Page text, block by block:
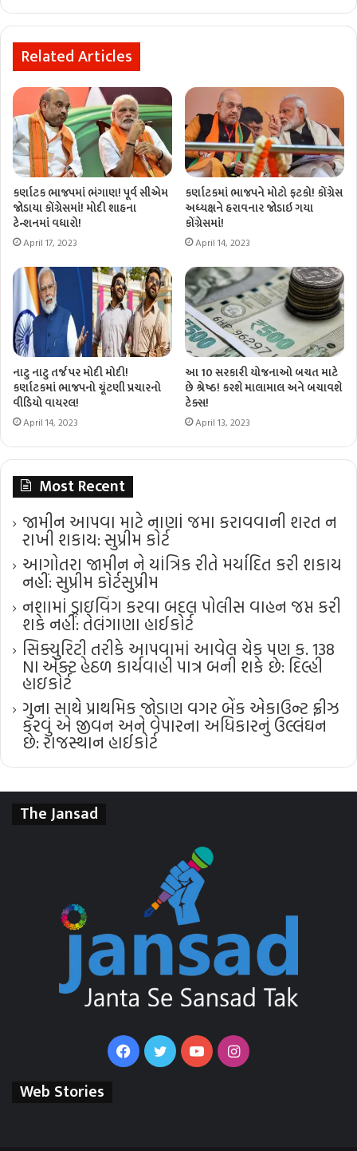
Related Articles
કર્ણાટક ભાજપમાં ભંગાણ! પૂર્વ સીએમ
જોડાયા કોંગ્રેસમાં! મોદી શાહના
ટેન્શનમાં વધારો!
April 17, 2023
કર્ણાટકમાં ભાજપને મોટો ફટકો! કોંગ્રેસ
અધ્યક્ષને હરાવનાર જોડાઇ ગયા
કોંગ્રેસમાં!
April 14, 2023
નાટુ નાટુ તર્જ પર મોદી મોદી!
કર્ણાટકમાં ભાજપનો ચૂંટણી પ્રચારનો
વીડિયો વાયરલ!
April 14, 2023
આ 10 સરકારી યોજનાઓ બચત માટે
છે શ્રેષ્ઠ! કરશે માલામાલ અને બચાવશે
ટેક્સ!
April 13, 2023
Most Recent
જામીન આપવા માટે નાણાં જમા કરાવવાની શરત ન
રાખી શકાય: સુપ્રીમ કોર્ટ
આગોતરા જામીન ને યાંત્રિક રીતે મર્યાદિત કરી શકાય
નહીં: સુપ્રીમ કોર્ટ​સુપ્રીમ
નશામાં ડ્રાઇવિંગ કરવા બદલ પોલીસ વાહન જપ્ત કરી
શકે નહીં: તેલંગાણા હાઈકોર્ટ
સિક્યુરિટી તરીકે આપવામાં આવેલ ચેક પણ ક. 138
NI એક્ટ હેઠળ કાર્યવાહી પાત્ર બની શકે છે: દિલ્હી
હાઇકોર્ટ
ગુના સાથે પ્રાથમિક જોડાણ વગર બેંક એકાઉન્ટ ફ્રીઝ
કરવું એ જીવન અને વેપારના અધિકારનું ઉલ્લંઘન
છે: રાજસ્થાન હાઈકોર્ટ
The Jansad
FacebookTwitterYouTubeInstagram
Web Stories